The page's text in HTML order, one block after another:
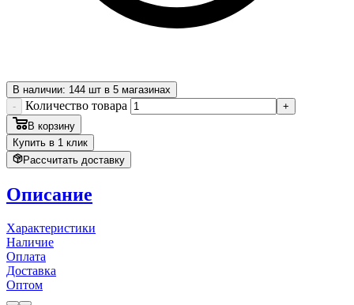
В наличии: 144 шт в 5 магазинах
-
Количество товара
+
В корзину
Купить в 1 клик
Рассчитать доставку
Описание
Характеристики
Наличие
Оплата
Доставка
Оптом